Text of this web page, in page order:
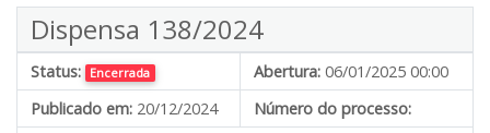
Dispensa 138/2024
Status: Encerrada Abertura: 06/01/2025 00:00
Publicado em: 20/12/2024
Número do processo: